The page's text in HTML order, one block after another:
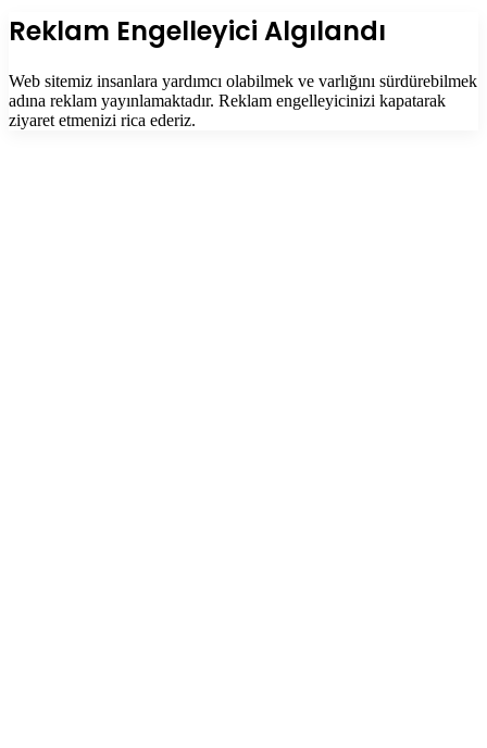
Kapalı
Reklam Engelleyici Algılandı
Web sitemiz insanlara yardımcı olabilmek ve varlığını sürdürebilmek
adına reklam yayınlamaktadır. Reklam engelleyicinizi kapatarak
ziyaret etmenizi rica ederiz.